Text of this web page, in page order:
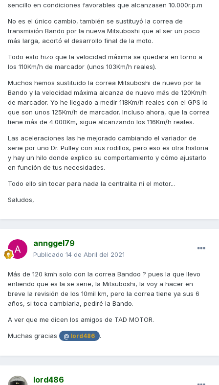
sencillo en condiciones favorables que alcanzasen 10.000r.p.m
No es el único cambio, también se sustituyó la correa de
transmisión Bando por la nueva Mitsuboshi que al ser un poco
más larga, acortó el desarrollo final de la moto.
Todo esto hizo que la velocidad máxima se quedara en torno a
los 110Km/h de marcador (unos 103Km/h reales).
Muchos hemos sustituido la correa Mitsuboshi de nuevo por la
Bando y la velocidad máxima alcanza de nuevo más de 120Km/h
de marcador. Yo he llegado a medir 118Km/h reales con el GPS lo
que son unos 125Km/h de marcador. Incluso ahora, que la correa
tiene más de 4.000Km, sigue alcanzando los 116Km/h reales.
Las aceleraciones las he mejorado cambiando el variador de
serie por uno Dr. Pulley con sus rodillos, pero eso es otra historia
y hay un hilo donde explico su comportamiento y cómo ajustarlo
en función de tus necesidades.
Todo ello sin tocar para nada la centralita ni el motor...
Saludos,
annggel79
Publicado 14 de Abril del 2021
Más de 120 kmh solo con la correa Bandoo ? pues la que llevo
entiendo que es la se serie, la Mitsuboshi, la voy a hacer en
breve la revisión de los 10mil km, pero la correa tiene ya sus 6
años, si toca cambiarla, pediré la Bando.
A ver que me dicen los amigos de TAD MOTOR.
Muchas gracias @ lord486 .
lord486